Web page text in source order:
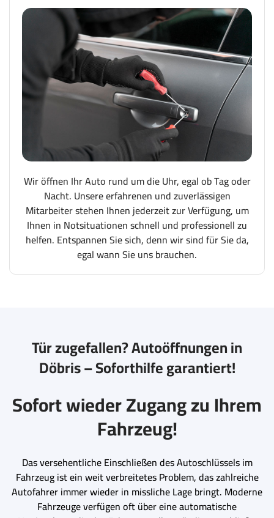
Wir öffnen Ihr Auto rund um die Uhr, egal ob Tag oder
Nacht. Unsere erfahrenen und zuverlässigen
Mitarbeiter stehen Ihnen jederzeit zur Verfügung, um
Ihnen in Notsituationen schnell und professionell zu
helfen. Entspannen Sie sich, denn wir sind für Sie da,
egal wann Sie uns brauchen.
Tür zugefallen? Autoöffnungen in
Döbris – Soforthilfe garantiert!
Sofort wieder Zugang zu Ihrem
Fahrzeug!
Das versehentliche Einschließen des Autoschlüssels im
Fahrzeug ist ein weit verbreitetes Problem, das zahlreiche
Autofahrer immer wieder in missliche Lage bringt. Moderne
Fahrzeuge verfügen oft über eine automatische